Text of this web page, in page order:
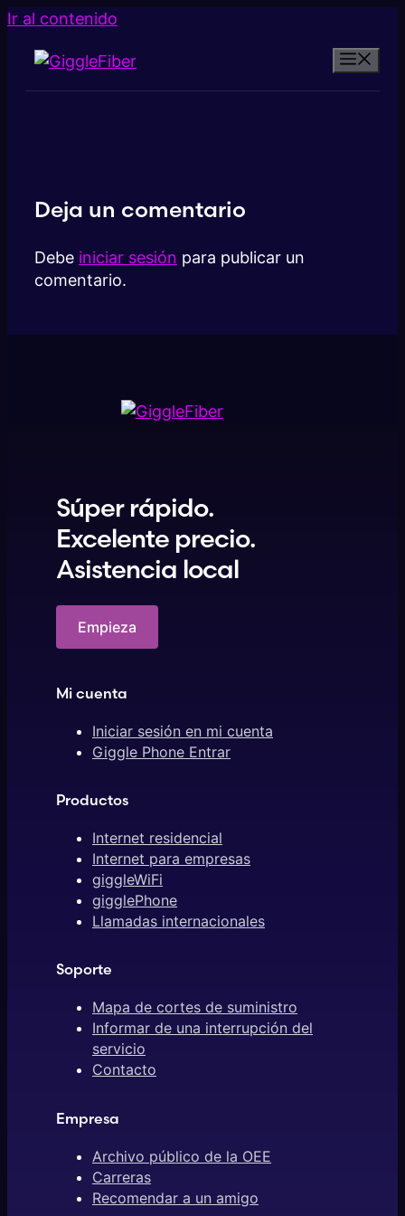
Ir al contenido
Deja un comentario
Debe iniciar sesión para publicar un
comentario.
Súper rápido.
Excelente precio.
Asistencia local
Empieza
Mi cuenta
Iniciar sesión en mi cuenta
Giggle Phone Entrar
Productos
Internet residencial
Internet para empresas
giggleWiFi
gigglePhone
Llamadas internacionales
Soporte
Mapa de cortes de suministro
Informar de una interrupción del
servicio
Contacto
Empresa
Archivo público de la OEE
Carreras
Recomendar a un amigo